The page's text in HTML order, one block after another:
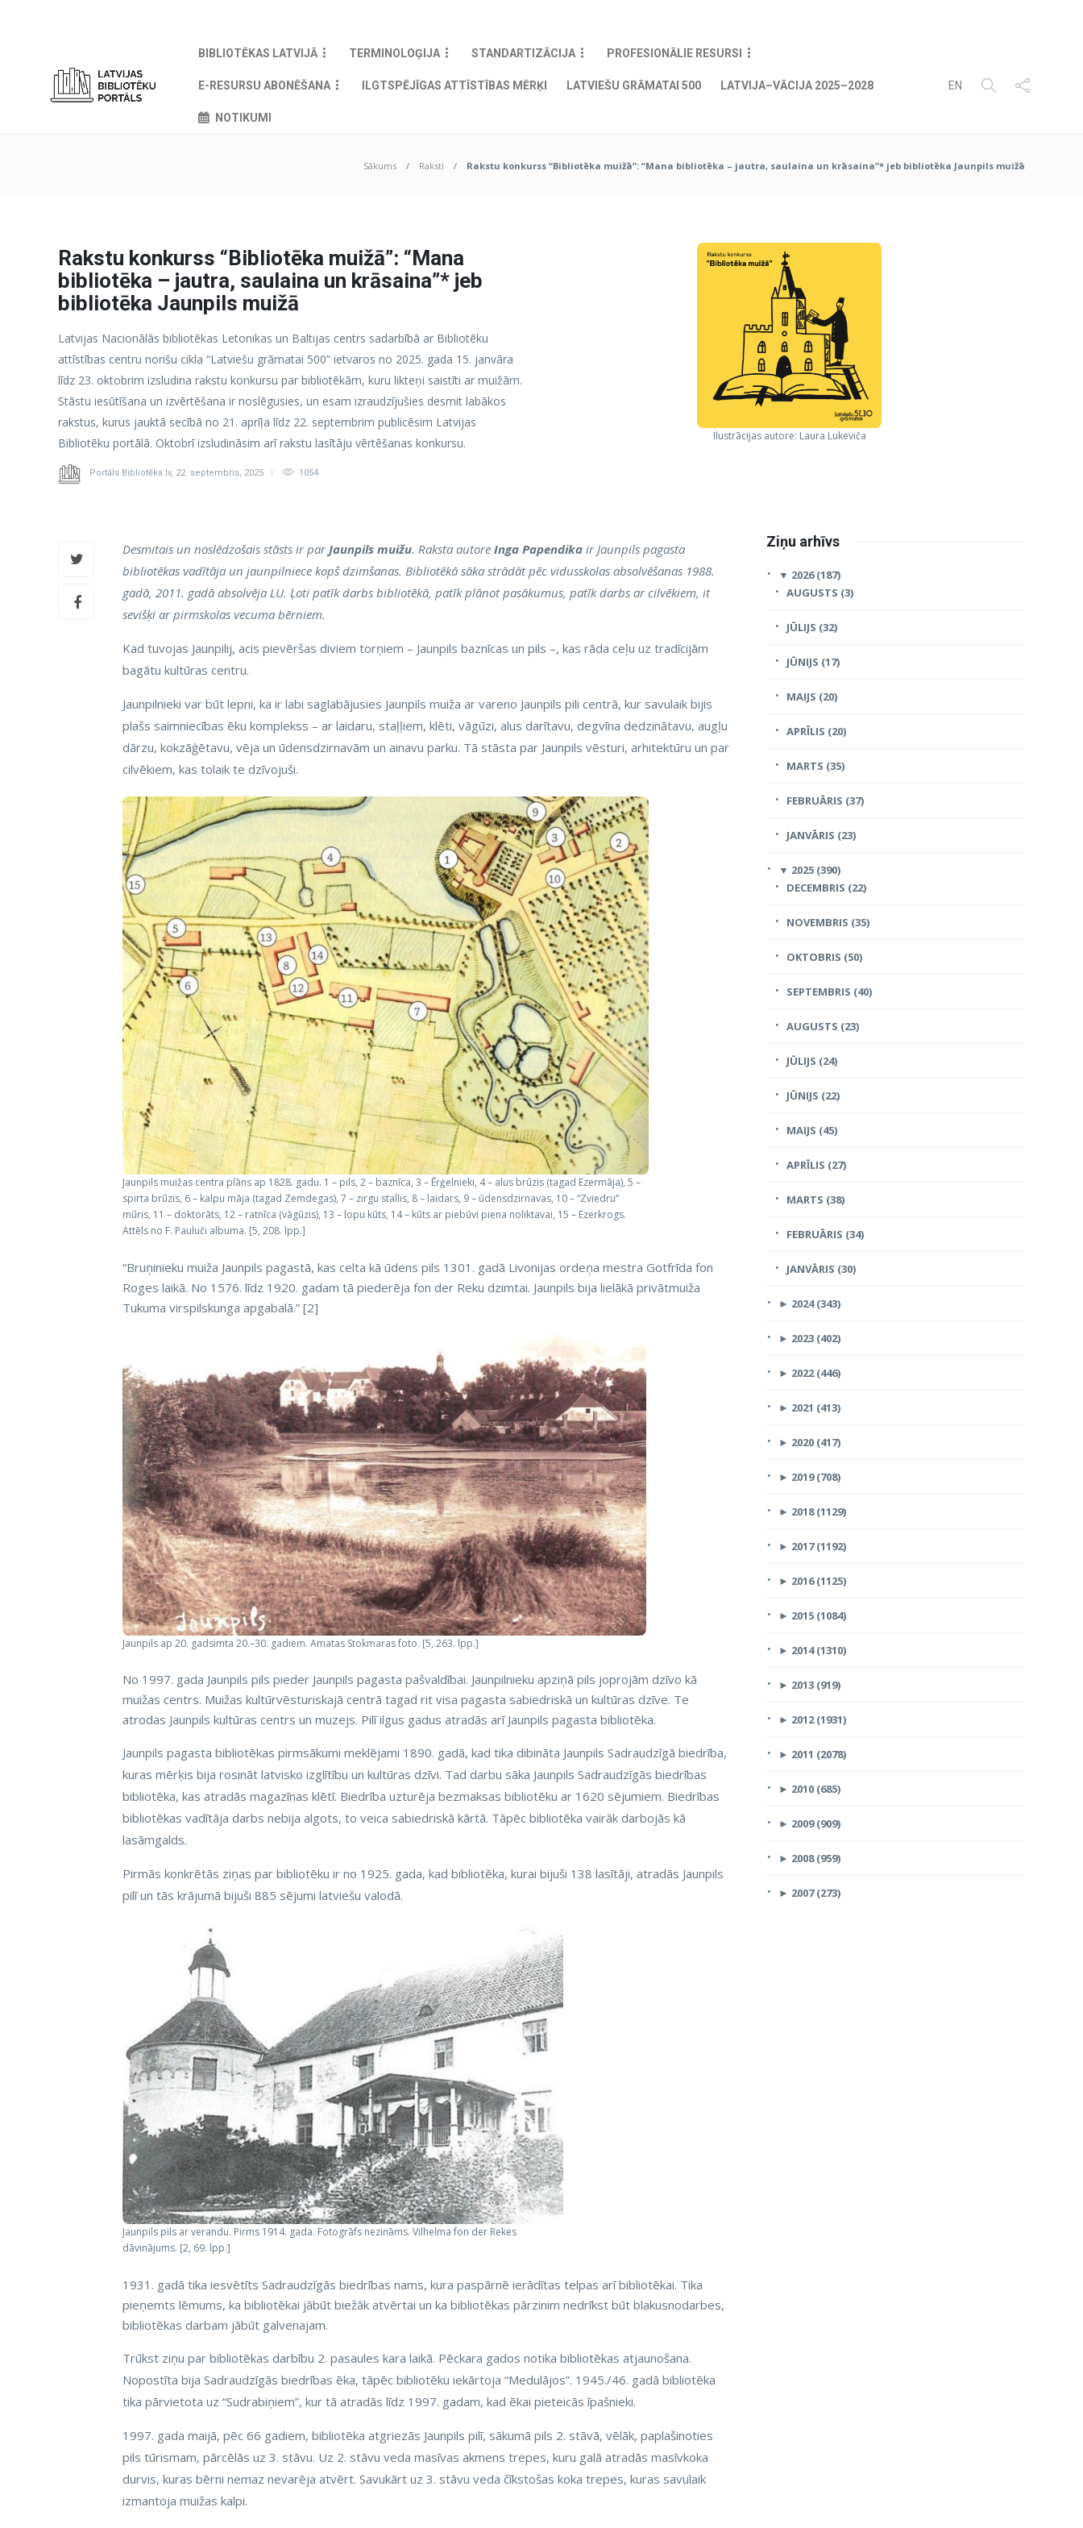
BIBLIOTĒKAS LATVIJĀ TERMINOLOĢIJA STANDARTIZĀCIJA PROFESIONĀLIE RESURSI
E-RESURSU ABONĒŠANA ILGTSPĒJĪGAS ATTĪSTĪBAS MĒRĶI LATVIEŠU GRĀMATAI 500 LATVIJA–VĀCIJA 2025–2028
NOTIKUMI
EN
Sākums Raksti Rakstu konkurss “Bibliotēka muižā”: “Mana bibliotēka – jautra, saulaina un krāsaina”* jeb bibliotēka Jaunpils muižā
Rakstu konkurss “Bibliotēka muižā”: “Mana
bibliotēka – jautra, saulaina un krāsaina”* jeb
bibliotēka Jaunpils muižā
Latvijas Nacionālās bibliotēkas Letonikas un Baltijas centrs sadarbībā ar Bibliotēku
attīstības centru norišu cikla “Latviešu grāmatai 500” ietvaros no 2025. gada 15. janvāra
līdz 23. oktobrim izsludina rakstu konkursu par bibliotēkām, kuru likteņi saistīti ar muižām.
Stāstu iesūtīšana un izvērtēšana ir noslēgusies, un esam izraudzījušies desmit labākos
rakstus, kurus jauktā secībā no 21. aprīļa līdz 22. septembrim publicēsim Latvijas
Bibliotēku portālā. Oktobrī izsludināsim arī rakstu lasītāju vērtēšanas konkursu.
Portāls Bibliotēka.lv, 22. septembris, 2025 1054
Ilustrācijas autore: Laura Lukeviča
Desmitais un noslēdzošais stāsts ir parJaunpils muižu. Raksta autore Inga Papendika ir Jaunpils pagasta
bibliotēkas vadītāja un jaunpilniece kopš dzimšanas. Bibliotēkā sāka strādāt pēc vidusskolas absolvēšanas 1988.
gadā, 2011. gadā absolvēja LU. Ļoti patīk darbs bibliotēkā, patīk plānot pasākumus, patīk darbs ar cilvēkiem, it
sevišķi ar pirmskolas vecuma bērniem.
Kad tuvojas Jaunpilij, acis pievēršas diviem torņiem – Jaunpils baznīcas un pils –, kas rāda ceļu uz tradīcijām
bagātu kultūras centru.
Jaunpilnieki var būt lepni, ka ir labi saglabājusies Jaunpils muiža ar vareno Jaunpils pili centrā, kur savulaik bijis
plašs saimniecības ēku komplekss – ar laidaru, staļļiem, klēti, vāgūzi, alus darītavu, degvīna dedzinātavu, augļu
dārzu, kokzāģētavu, vēja un ūdensdzirnavām un ainavu parku. Tā stāsta par Jaunpils vēsturi, arhitektūru un par
cilvēkiem, kas tolaik te dzīvojuši.
Jaunpils muižas centra plāns ap 1828. gadu. 1 – pils, 2 – baznīca, 3 – Ērģelnieki, 4 – alus brūzis (tagad Ezermāja), 5 –
spirta brūzis, 6 – kalpu māja (tagad Zemdegas), 7 – zirgu stallis, 8 – laidars, 9 – ūdensdzirnavas, 10 – “Zviedru”
mūris, 11 – doktorāts, 12 – ratnīca (vāgūzis), 13 – lopu kūts, 14 – kūts ar piebūvi piena noliktavai, 15 – Ezerkrogs.
Attēls no F. Pauluči albuma. [5, 208. lpp.]
“Bruņinieku muiža Jaunpils pagastā, kas celta kā ūdens pils 1301. gadā Livonijas ordeņa mestra Gotfrīda fon
Roges laikā. No 1576. līdz 1920. gadam tā piederēja fon der Reku dzimtai. Jaunpils bija lielākā privātmuiža
Tukuma virspilskunga apgabalā.” [2]
Jaunpils ap 20. gadsimta 20.–30. gadiem. Amatas Stokmaras foto. [5, 263. lpp.]
No 1997. gada Jaunpils pils pieder Jaunpils pagasta pašvaldībai. Jaunpilnieku apziņā pils joprojām dzīvo kā
muižas centrs. Muižas kultūrvēsturiskajā centrā tagad rit visa pagasta sabiedriskā un kultūras dzīve. Te
atrodas Jaunpils kultūras centrs un muzejs. Pilī ilgus gadus atradās arī Jaunpils pagasta bibliotēka.
Jaunpils pagasta bibliotēkas pirmsākumi meklējami 1890. gadā, kad tika dibināta Jaunpils Sadraudzīgā biedrība,
kuras mērķis bija rosināt latvisko izglītību un kultūras dzīvi. Tad darbu sāka Jaunpils Sadraudzīgās biedrības
bibliotēka, kas atradās magazīnas klētī. Biedrība uzturēja bezmaksas bibliotēku ar 1620 sējumiem. Biedrības
bibliotēkas vadītāja darbs nebija algots, to veica sabiedriskā kārtā. Tāpēc bibliotēka vairāk darbojās kā
lasāmgalds.
Pirmās konkrētās ziņas par bibliotēku ir no 1925. gada, kad bibliotēka, kurai bijuši 138 lasītāji, atradās Jaunpils
pilī un tās krājumā bijuši 885 sējumi latviešu valodā.
Jaunpils pils ar verandu. Pirms 1914. gada. Fotogrāfs nezināms. Vilhelma fon der Rekes
dāvinājums. [2, 69. lpp.]
1931. gadā tika iesvētīts Sadraudzīgās biedrības nams, kura paspārnē ierādītas telpas arī bibliotēkai. Tika
pieņemts lēmums, ka bibliotēkai jābūt biežāk atvērtai un ka bibliotēkas pārzinim nedrīkst būt blakusnodarbes,
bibliotēkas darbam jābūt galvenajam.
Trūkst ziņu par bibliotēkas darbību 2. pasaules kara laikā. Pēckara gados notika bibliotēkas atjaunošana.
Nopostīta bija Sadraudzīgās biedrības ēka, tāpēc bibliotēku iekārtoja “Medulājos”. 1945./46. gadā bibliotēka
tika pārvietota uz “Sudrabiņiem”, kur tā atradās līdz 1997. gadam, kad ēkai pieteicās īpašnieki.
1997. gada maijā, pēc 66 gadiem, bibliotēka atgriezās Jaunpils pilī, sākumā pils 2. stāvā, vēlāk, paplašinoties
pils tūrismam, pārcēlās uz 3. stāvu. Uz 2. stāvu veda masīvas akmens trepes, kuru galā atradās masīvkoka
durvis, kuras bērni nemaz nevarēja atvērt. Savukārt uz 3. stāvu veda čīkstošas koka trepes, kuras savulaik
izmantoja muižas kalpi.
Ziņu arhīvs
▼ 2026 (187)
AUGUSTS (3)
JŪLIJS (32)
JŪNIJS (17)
MAIJS (20)
APRĪLIS (20)
MARTS (35)
FEBRUĀRIS (37)
JANVĀRIS (23)
▼ 2025 (390)
DECEMBRIS (22)
NOVEMBRIS (35)
OKTOBRIS (50)
SEPTEMBRIS (40)
AUGUSTS (23)
JŪLIJS (24)
JŪNIJS (22)
MAIJS (45)
APRĪLIS (27)
MARTS (38)
FEBRUĀRIS (34)
JANVĀRIS (30)
► 2024 (343)
► 2023 (402)
► 2022 (446)
► 2021 (413)
► 2020 (417)
► 2019 (708)
► 2018 (1129)
► 2017 (1192)
► 2016 (1125)
► 2015 (1084)
► 2014 (1310)
► 2013 (919)
► 2012 (1931)
► 2011 (2078)
► 2010 (685)
► 2009 (909)
► 2008 (959)
► 2007 (273)